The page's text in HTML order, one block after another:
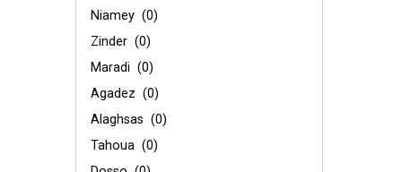
Niamey (0)
Zinder (0)
Maradi (0)
Agadez (0)
Alaghsas (0)
Tahoua (0)